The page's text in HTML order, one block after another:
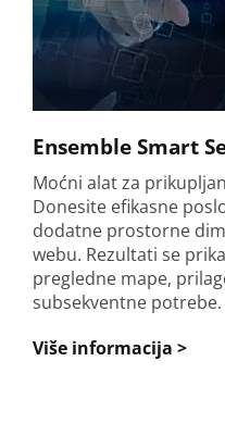
Ensemble Smart
Moćni alat za
Donesite efikasne
dodatne prostorne
webu. Rezultati se
pregledne mape,
subsekventne potrebe.
Više informacija >